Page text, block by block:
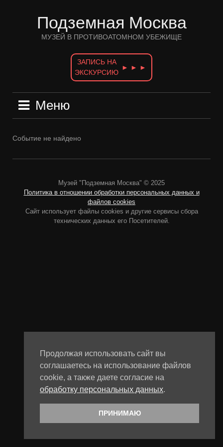
Подземная Москва
МУЗЕЙ В ПРОТИВОАТОМНОМ УБЕЖИЩЕ
ЗАПИСЬ НА
ЭКСКУРСИЮ
► ► ►
Меню
Событие не найдено
Музей "Подземная Москва" © 2025
Политика в отношении обработки персональных данных и
файлов cookies
Сайт использует файлы cookies и другие сервисы сбора
технических данных его Посетителей.
Продолжая использовать сайт вы
соглашаетесь на использование файлов
cookie, а также даете согласие на
обработку персональных данных.
ПРИНИМАЮ